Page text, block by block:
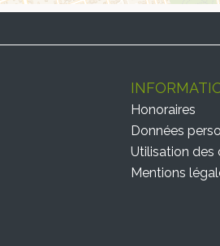
Honoraires
Données
Utilisation des
Mentions